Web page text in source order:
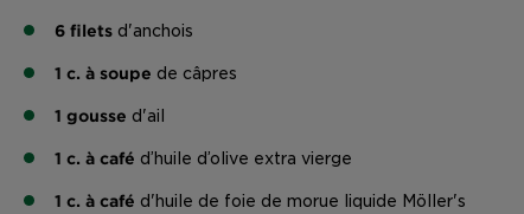
6 filets d'anchois
1 c. à soupe de câpres
1 gousse d'ail
1 c. à café d’huile d’olive extra vierge
1 c. à café d'huile de foie de morue liquide Möller's